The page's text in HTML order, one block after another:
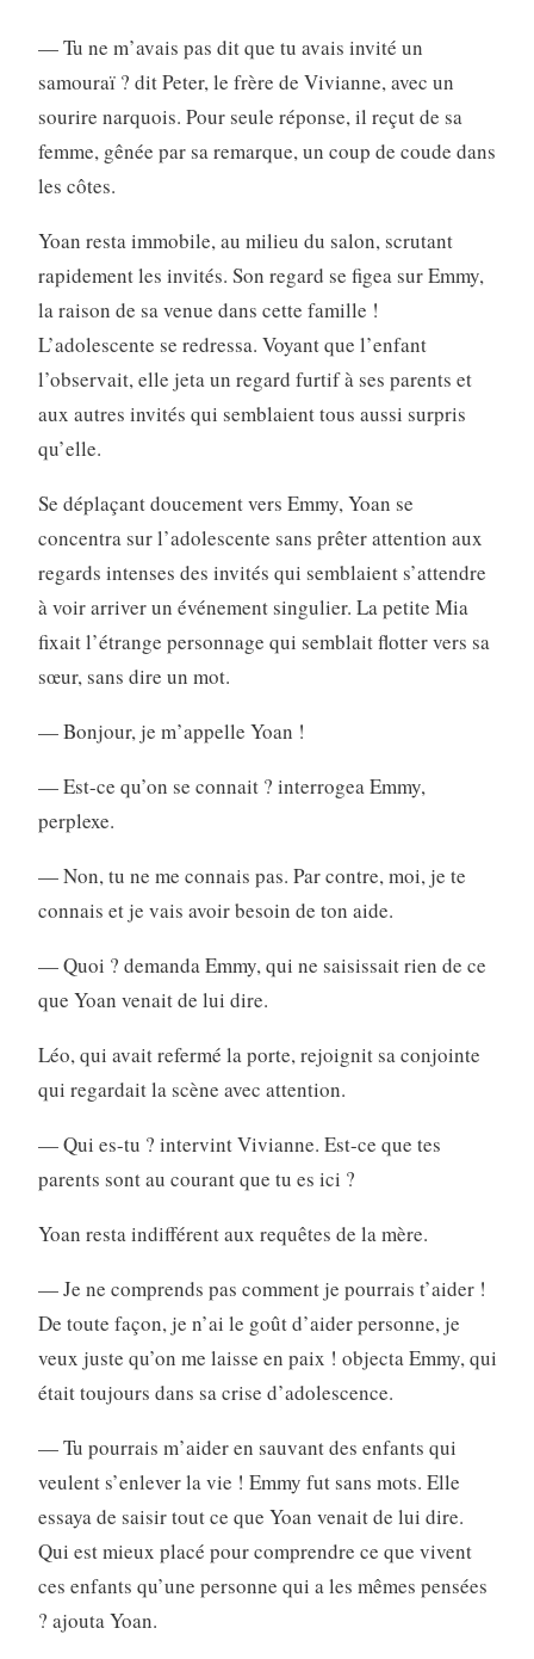
— Tu ne m’avais pas dit que tu avais invité un
samouraï ? dit Peter, le frère de Vivianne, avec un
sourire narquois. Pour seule réponse, il reçut de sa
femme, gênée par sa remarque, un coup de coude dans
les côtes.
Yoan resta immobile, au milieu du salon, scrutant
rapidement les invités. Son regard se figea sur Emmy,
la raison de sa venue dans cette famille !
L’adolescente se redressa. Voyant que l’enfant
l’observait, elle jeta un regard furtif à ses parents et
aux autres invités qui semblaient tous aussi surpris
qu’elle.
Se déplaçant doucement vers Emmy, Yoan se
concentra sur l’adolescente sans prêter attention aux
regards intenses des invités qui semblaient s’attendre
à voir arriver un événement singulier. La petite Mia
fixait l’étrange personnage qui semblait flotter vers sa
sœur, sans dire un mot.
— Bonjour, je m’appelle Yoan !
— Est-ce qu’on se connait ? interrogea Emmy,
perplexe.
— Non, tu ne me connais pas. Par contre, moi, je te
connais et je vais avoir besoin de ton aide.
— Quoi ? demanda Emmy, qui ne saisissait rien de ce
que Yoan venait de lui dire.
Léo, qui avait refermé la porte, rejoignit sa conjointe
qui regardait la scène avec attention.
— Qui es-tu ? intervint Vivianne. Est-ce que tes
parents sont au courant que tu es ici ?
Yoan resta indifférent aux requêtes de la mère.
— Je ne comprends pas comment je pourrais t’aider !
De toute façon, je n’ai le goût d’aider personne, je
veux juste qu’on me laisse en paix ! objecta Emmy, qui
était toujours dans sa crise d’adolescence.
— Tu pourrais m’aider en sauvant des enfants qui
veulent s’enlever la vie ! Emmy fut sans mots. Elle
essaya de saisir tout ce que Yoan venait de lui dire.
Qui est mieux placé pour comprendre ce que vivent
ces enfants qu’une personne qui a les mêmes pensées
? ajouta Yoan.